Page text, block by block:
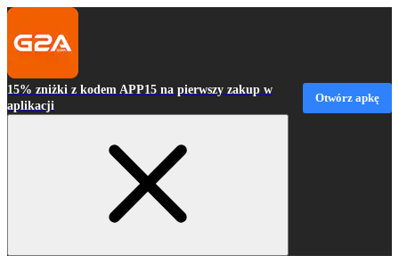
15% zniżki z kodem APP15 na pierwszy zakup w
aplikacji
Otwórz apkę